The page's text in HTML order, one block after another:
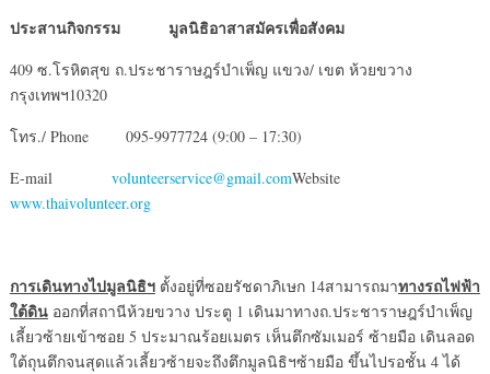
ประสานกิจกรรม มูลนิธิอาสาสมัครเพื่อสังคม
409 ซ.โรหิตสุข ถ.ประชาราษฎร์บำเพ็ญ แขวง/ เขต ห้วยขวาง
กรุงเทพฯ10320
โทร./ Phone 095-9977724 (9:00 – 17:30)
E-mail volunteerservice@gmail.comWebsite
www.thaivolunteer.org
การเดินทางไปมูลนิธิฯตั้งอยู่ที่ซอยรัชดาภิเษก 14สามารถมาทางรถไฟฟ้า
ใต้ดินออกที่สถานีห้วยขวาง ประตู 1 เดินมาทางถ.ประชาราษฎร์บำเพ็ญ
เลี้ยวซ้ายเข้าซอย 5 ประมาณร้อยเมตร เห็นตึกซัมเมอร์ ซ้ายมือ เดินลอด
ใต้ถุนตึกจนสุดแล้วเลี้ยวซ้ายจะถึงตึกมูลนิธิฯซ้ายมือ ขึ้นไปรอชั้น 4 ได้